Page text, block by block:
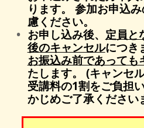
ります。 参加お申込
慮ください。
お申し込み後、 定員と
後のキャンセルにつき
お振込み前であっても
たします。 (キャンセ
受講料の1割をご負担
かじめご了承ください